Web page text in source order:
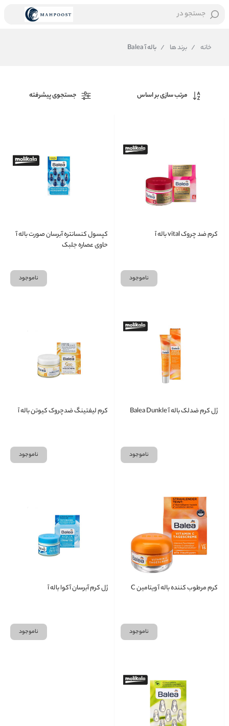
جستجو در
خانه / برند ها / باله آ Balea
مرتب سازی بر اساس جستجوی پیشرفته
کرم ضد چروک vital باله آ
ناموجود
کپسول کنسانتره آبرسان صورت باله آ
حاوی عصاره جلبک
ناموجود
ژل کرم ضدلک باله آ Balea Dunkle
ناموجود
کرم لیفتینگ ضدچروک کیوتن باله آ
ناموجود
کرم مرطوب کننده باله آ ویتامین C
ناموجود
ژل کرم آبرسان آکوا باله آ
ناموجود